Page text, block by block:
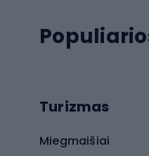
Turizmas
Miegmaišiai